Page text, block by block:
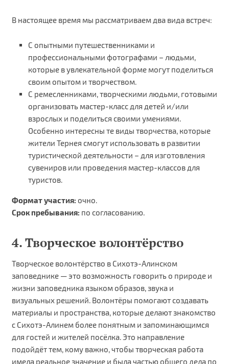
В настоящее время мы рассматриваем два вида встреч:
С опытными путешественниками и
профессиональными фотографами – людьми,
которые в увлекательной форме могут поделиться
своим опытом и творчеством.
С ремесленниками, творческими людьми, готовыми
организовать мастер-класс для детей и/или
взрослых и поделиться своими умениями.
Особенно интересны те виды творчества, которые
жители Тернея смогут использовать в развитии
туристической деятельности – для изготовления
сувениров или проведения мастер-классов для
туристов.
Формат участия: очно.
Срок пребывания: по согласованию.
4. Творческое волонтёрство
Творческое волонтёрство в Сихотэ-Алинском
заповеднике — это возможность говорить о природе и
жизни заповедника языком образов, звука и
визуальных решений. Волонтёры помогают создавать
материалы и пространства, которые делают знакомство
с Сихотэ-Алинем более понятным и запоминающимся
для гостей и жителей посёлка. Это направление
подойдёт тем, кому важно, чтобы творческая работа
имела реальное значение и была частью общего дела по